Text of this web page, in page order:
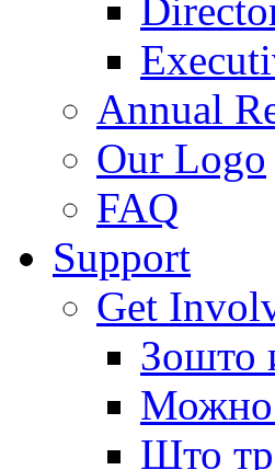
Annual
Our Logo
FAQ
Support
Get
Зошто
Што